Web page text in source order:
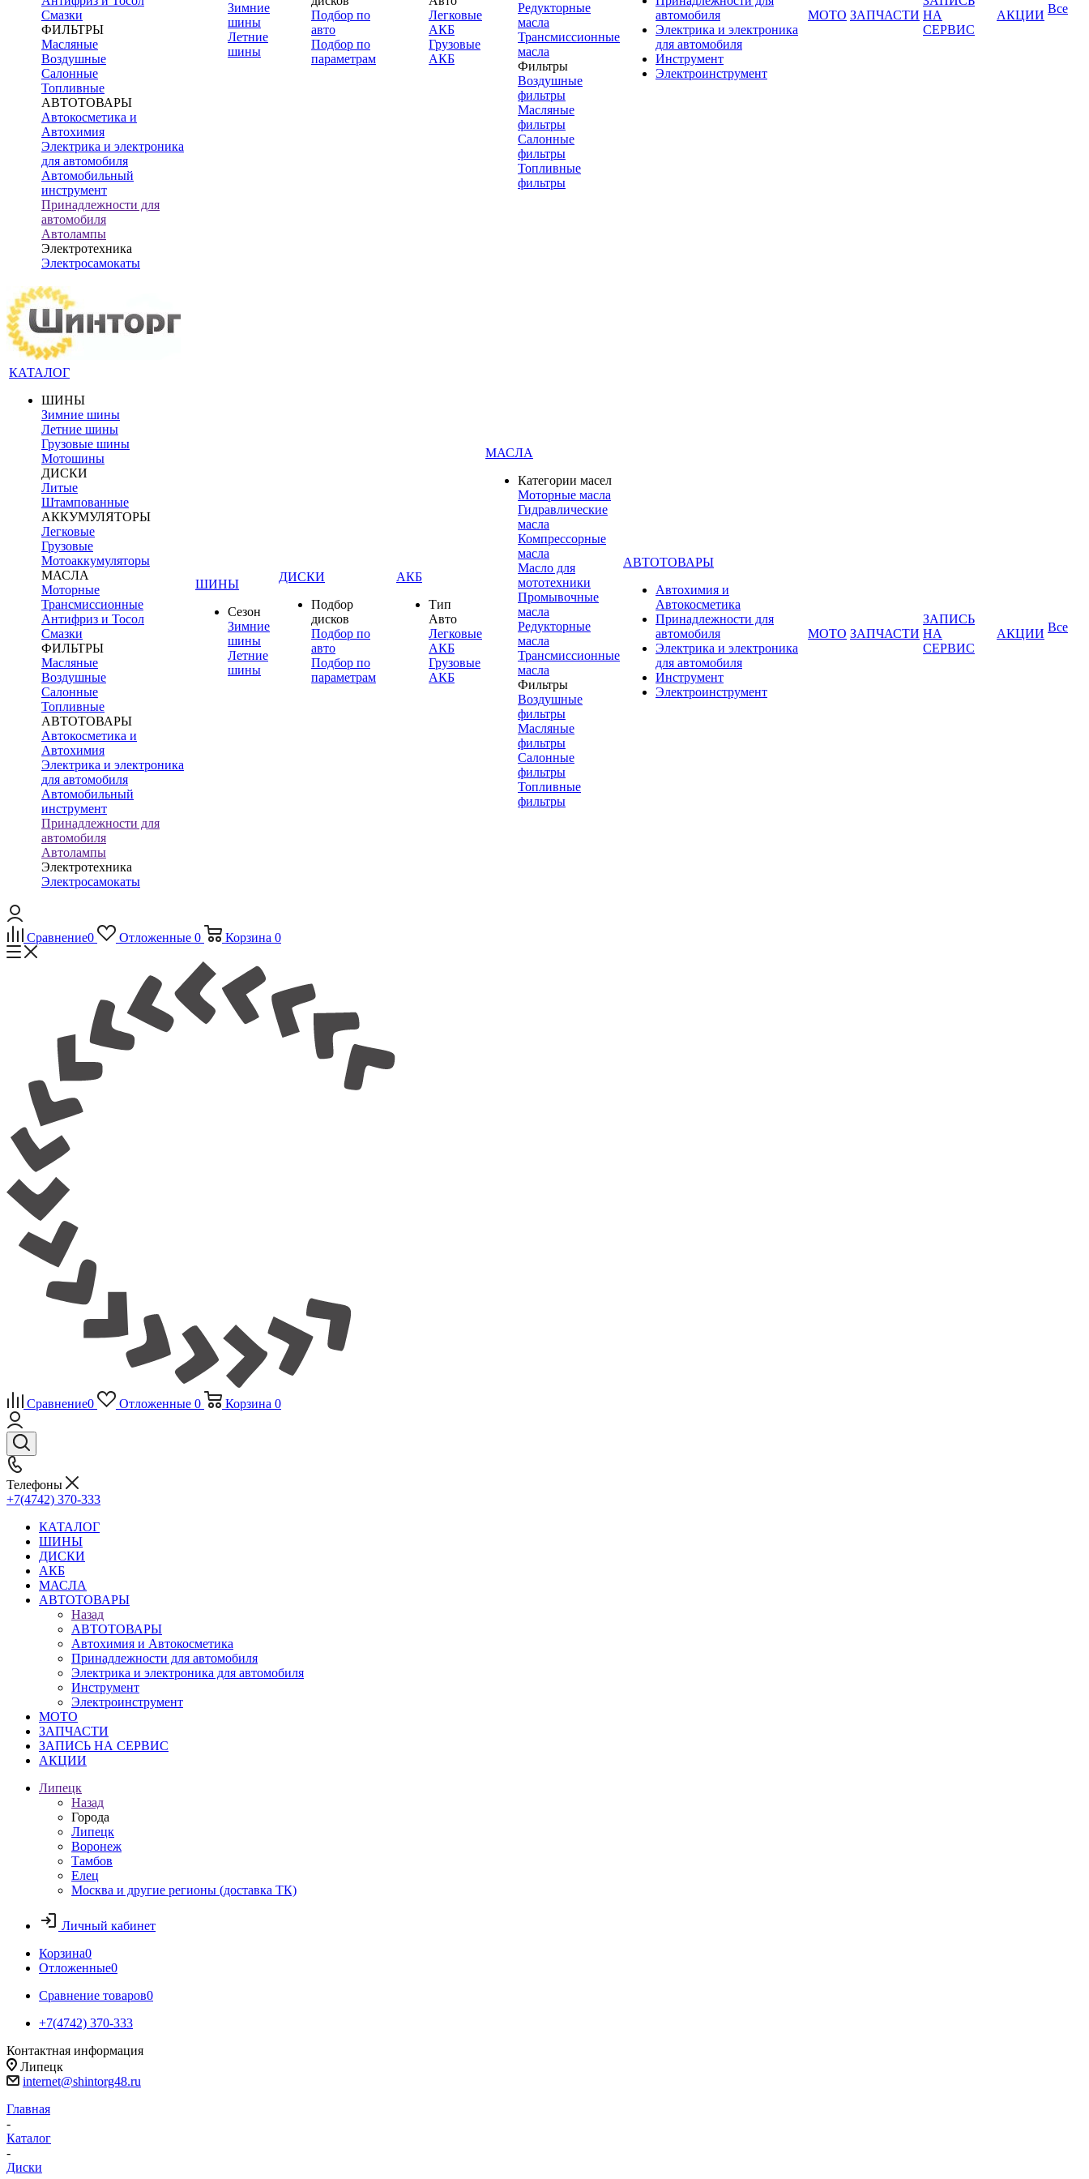
Смазки
ФИЛЬТРЫ
Масляные
Воздушные
Салонные
Топливные
АВТОТОВАРЫ
Автокосметика и
Автохимия
Электрика и электроника
для автомобиля
Автомобильный
инструмент
Принадлежности для
автомобиля
Автолампы
Электротехника
Электросамокаты
Зимние
шины
Летние
шины
Подбор по
авто
Подбор по
параметрам
Легковые
АКБ
Грузовые
АКБ
Редукторные
масла
Трансмиссионные
масла
Фильтры
Воздушные
фильтры
Масляные
фильтры
Салонные
фильтры
Топливные
фильтры
автомобиля
Электрика и электроника
для автомобиля
Инструмент
Электроинструмент
МОТО ЗАПЧАСТИ НА
СЕРВИС
АКЦИИ Все
КАТАЛОГ
ШИНЫ
Зимние шины
Летние шины
Грузовые шины
Мотошины
ДИСКИ
Литые
Штампованные
АККУМУЛЯТОРЫ
Легковые
Грузовые
Мотоаккумуляторы
МАСЛА
Моторные
Трансмиссионные
Антифриз и Тосол
Смазки
ФИЛЬТРЫ
Масляные
Воздушные
Салонные
Топливные
АВТОТОВАРЫ
Автокосметика и
Автохимия
Электрика и электроника
для автомобиля
Автомобильный
инструмент
Принадлежности для
автомобиля
Автолампы
Электротехника
Электросамокаты
ШИНЫ
Сезон
Зимние
шины
Летние
шины
ДИСКИ
Подбор
дисков
Подбор по
авто
Подбор по
параметрам
АКБ
Тип
Авто
Легковые
АКБ
Грузовые
АКБ
МАСЛА
Категории масел
Моторные масла
Гидравлические
масла
Компрессорные
масла
Масло для
мототехники
Промывочные
масла
Редукторные
масла
Трансмиссионные
масла
Фильтры
Воздушные
фильтры
Масляные
фильтры
Салонные
фильтры
Топливные
фильтры
АВТОТОВАРЫ
Автохимия и
Автокосметика
Принадлежности для
автомобиля
Электрика и электроника
для автомобиля
Инструмент
Электроинструмент
МОТО ЗАПЧАСТИ
ЗАПИСЬ
НА
СЕРВИС
АКЦИИ Все
Сравнение0 Отложенные 0 Корзина 0
Сравнение0 Отложенные 0 Корзина 0
Телефоны
+7(4742) 370-333
КАТАЛОГ
ШИНЫ
ДИСКИ
АКБ
МАСЛА
АВТОТОВАРЫ
Назад
АВТОТОВАРЫ
Автохимия и Автокосметика
Принадлежности для автомобиля
Электрика и электроника для автомобиля
Инструмент
Электроинструмент
МОТО
ЗАПЧАСТИ
ЗАПИСЬ НА СЕРВИС
АКЦИИ
Липецк
Назад
Города
Липецк
Воронеж
Тамбов
Елец
Москва и другие регионы (доставка ТК)
Личный кабинет
Корзина0
Отложенные0
Сравнение товаров0
+7(4742) 370-333
Контактная информация
Липецк
internet@shintorg48.ru
Главная
-
Каталог
-
Диски